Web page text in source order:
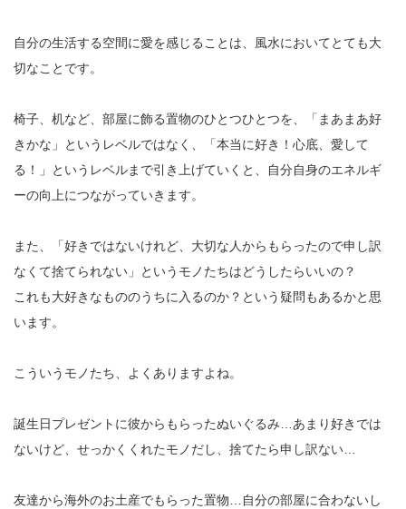
自分の生活する空間に愛を感じることは、風水においてとても大
切なことです。
椅子、机など、部屋に飾る置物のひとつひとつを、「まあまあ好
きかな」というレベルではなく、「本当に好き！心底、愛して
る！」というレベルまで引き上げていくと、自分自身のエネルギ
ーの向上につながっていきます。
また、「好きではないけれど、大切な人からもらったので申し訳
なくて捨てられない」というモノたちはどうしたらいいの？
これも大好きなもののうちに入るのか？という疑問もあるかと思
います。
こういうモノたち、よくありますよね。
誕生日プレゼントに彼からもらったぬいぐるみ…あまり好きでは
ないけど、せっかくくれたモノだし、捨てたら申し訳ない…
友達から海外のお土産でもらった置物…自分の部屋に合わないし